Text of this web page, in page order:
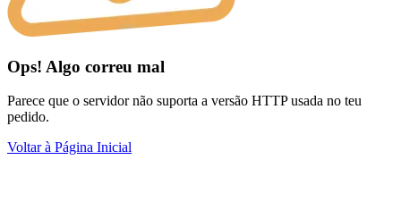
Ops! Algo correu mal
Parece que o servidor não suporta a versão HTTP usada no teu
pedido.
Voltar à Página Inicial